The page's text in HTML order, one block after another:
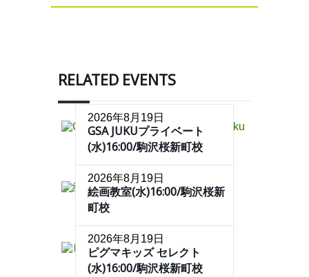
RELATED EVENTS
2026年8月19日
GSA JUKUプライベート
(水)16:00/駒沢桜新町校
2026年8月19日
絵画教室(水)16:00/駒沢桜新
町校
2026年8月19日
ピグマキッズ セレクト
(水)16:00/駒沢桜新町校